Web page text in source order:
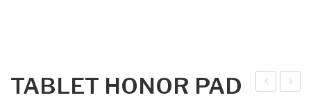
TABLET HONOR PAD